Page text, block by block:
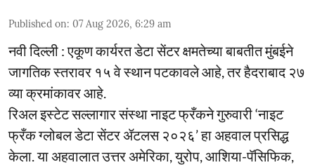
Published on: 07 Aug 2026, 6:29 am
नवी दिल्ली : एकूण कार्यरत डेटा सेंटर क्षमतेच्या बाबतीत मुंबईने
जागतिक स्तरावर १५ वे स्थान पटकावले आहे, तर हैदराबाद २७
व्या क्रमांकावर आहे.
रिअल इस्टेट सल्लागार संस्था नाइट फ्रँकने गुरुवारी ‘नाइट
फ्रँक ग्लोबल डेटा सेंटर ॲटलस २०२६’ हा अहवाल प्रसिद्ध
केला. या अहवालात उत्तर अमेरिका, युरोप, आशिया-पॅसिफिक,